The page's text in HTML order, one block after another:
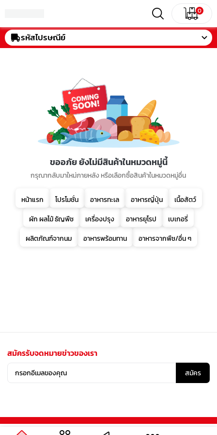
0
รหัสไปรษณีย์
ขออภัย ยังไม่มีสินค้าในหมวดหมู่นี้
กรุณากลับมาใหม่ภายหลัง หรือเลือกซื้อสินค้าในหมวดหมู่อื่น
หน้าแรก โปรโมชั่น อาหารทะเล อาหารญี่ปุ่น
เนื้อสัตว์
ผัก ผลไม้ ธัญพืช
เครื่องปรุง อาหารยุโรป
เบเกอรี่
ผลิตภัณฑ์จากนม
อาหารพร้อมทาน อาหารจากพืช/อื่น ๆ
สมัครรับจดหมายข่าวของเรา
สมัคร